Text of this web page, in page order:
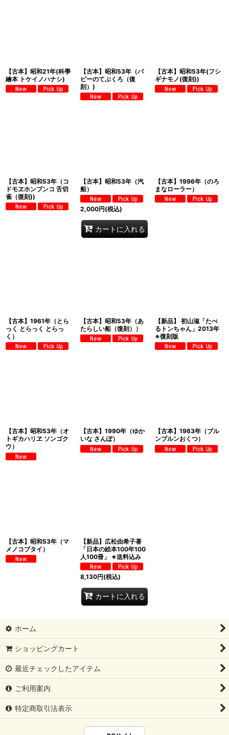
【古本】昭和21年(科學
繪本 トケイノハナシ)
【古本】昭和53年（パ
ピーのてぶくろ（復
刻）)
【古本】昭和53年(フシ
ギナモノ(復刻))
【古本】昭和53年（コ
ドモヱホンブンコ 舌切
雀（復刻))
【古本】昭和53年（汽
船）
2,000円(税込)
カートに入れる
【古本】1996年（のろ
まなローラー）
【古本】1961年（とら
っく とらっく とらっ
く）
【古本】昭和53年（あ
たらしい船（復刻））
【新品】 初山滋「たべ
るトンちゃん」2013年
※復刻版
【古本】昭和53年（オ
トギカハリヱ ソンゴク
ウ）
【古本】1990年（ゆか
いな さんぽ）
【古本】1963年（ブル
ンブルンおくつ）
【古本】昭和53年（マ
メノコブタイ）
【新品】広松由希子著
「日本の絵本100年100
人100冊」 ※送料込み
8,130円(税込)
カートに入れる
ホーム
ショッピングカート
最近チェックしたアイテム
ご利用案内
特定商取引法表示